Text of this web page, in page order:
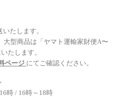
たします。
大型商品は「ヤマト運輸家財便A〜
たします。
ページ にてご確認ください。
時 / 16時～18時